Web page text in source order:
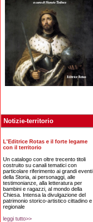
Notizie-territorio
L'Editrice Rotas e il forte legame
con il territorio
Un catalogo con oltre trecento titoli
costruito su canali tematici con
particolare riferimento ai grandi eventi
della Storia, ai personaggi, alle
testimonianze, alla letteratura per
bambini e ragazzi, al mondo della
Chiesa. Intensa la divulgazione del
patrimonio storico-artistico cittadino e
regionale
leggi tutto>>